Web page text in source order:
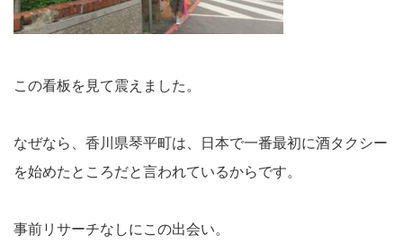
この看板を見て震えました。
なぜなら、香川県琴平町は、日本で一番最初に酒タクシー
を始めたところだと言われているからです。
事前リサーチなしにこの出会い。